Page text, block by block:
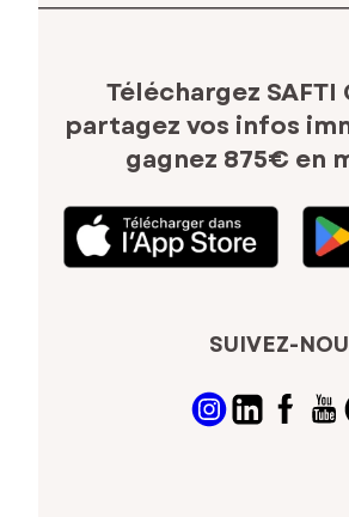
Téléchargez
partagez vos infos
gagnez 875€ en
SUIVEZ-